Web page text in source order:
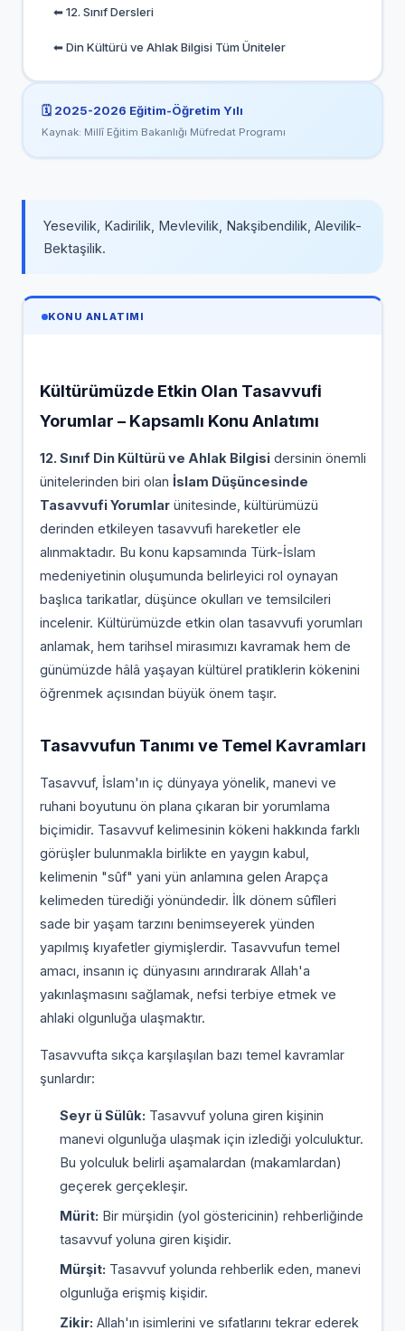
Yesevilik, Kadirilik, Mevlevilik, Nakşibendilik, Alevilik-
Bektaşilik.
KONU ANLATIMI
Kültürümüzde Etkin Olan Tasavvufi
Yorumlar – Kapsamlı Konu Anlatımı
12. Sınıf Din Kültürü ve Ahlak Bilgisidersinin önemli
ünitelerinden biri olan İslam Düşüncesinde
Tasavvufi Yorumlarünitesinde, kültürümüzü
derinden etkileyen tasavvufi hareketler ele
alınmaktadır. Bu konu kapsamında Türk-İslam
medeniyetinin oluşumunda belirleyici rol oynayan
başlıca tarikatlar, düşünce okulları ve temsilcileri
incelenir. Kültürümüzde etkin olan tasavvufi yorumları
anlamak, hem tarihsel mirasımızı kavramak hem de
günümüzde hâlâ yaşayan kültürel pratiklerin kökenini
öğrenmek açısından büyük önem taşır.
Tasavvufun Tanımı ve Temel Kavramları
Tasavvuf, İslam'ın iç dünyaya yönelik, manevi ve
ruhani boyutunu ön plana çıkaran bir yorumlama
biçimidir. Tasavvuf kelimesinin kökeni hakkında farklı
görüşler bulunmakla birlikte en yaygın kabul,
kelimenin "sûf" yani yün anlamına gelen Arapça
kelimeden türediği yönündedir. İlk dönem sûfîleri
sade bir yaşam tarzını benimseyerek yünden
yapılmış kıyafetler giymişlerdir. Tasavvufun temel
amacı, insanın iç dünyasını arındırarak Allah'a
yakınlaşmasını sağlamak, nefsi terbiye etmek ve
ahlaki olgunluğa ulaşmaktır.
Tasavvufta sıkça karşılaşılan bazı temel kavramlar
şunlardır:
Seyr ü Sülûk: Tasavvuf yoluna giren kişinin
manevi olgunluğa ulaşmak için izlediği yolculuktur.
Bu yolculuk belirli aşamalardan (makamlardan)
geçerek gerçekleşir.
Mürit: Bir mürşidin (yol göstericinin) rehberliğinde
tasavvuf yoluna giren kişidir.
Mürşit: Tasavvuf yolunda rehberlik eden, manevi
olgunluğa erişmiş kişidir.
Zikir: Allah'ın isimlerini ve sıfatlarını tekrar ederek
⬅ 12. Sınıf Dersleri
⬅ Din Kültürü ve Ahlak Bilgisi Tüm Üniteler
🗓️ 2025-2026 Eğitim-Öğretim Yılı
Kaynak: Millî Eğitim Bakanlığı Müfredat Programı